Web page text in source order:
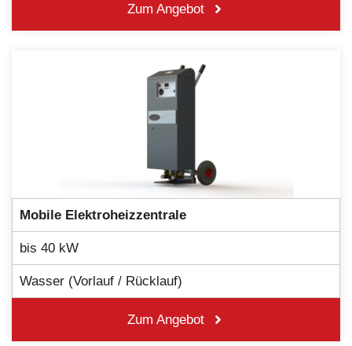
Zum Angebot
Mobile Elektroheizzentrale
bis 40 kW
Wasser (Vorlauf / Rücklauf)
Zum Angebot